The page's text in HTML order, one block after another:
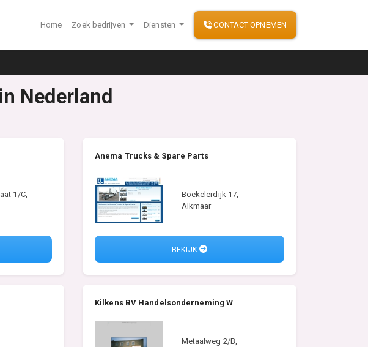
Home Zoek bedrijven Diensten CONTACT OPNEMEN
Nederland
1/C,
Anema Trucks & Spare Parts
Boekelerdijk 17,
Alkmaar
BEKIJK
Kilkens BV Handelsonderneming W
Metaalweg 2/B,